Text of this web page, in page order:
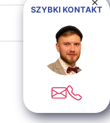
SZYBKI KONTAKT